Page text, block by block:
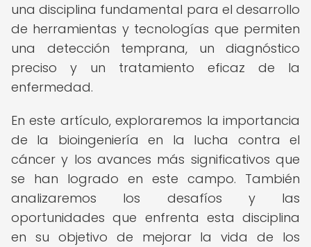
una disciplina fundamental para el desarrollo
de herramientas y tecnologías que permiten
una detección temprana, un diagnóstico
preciso y un tratamiento eficaz de la
enfermedad.
En este artículo, exploraremos la importancia
de la bioingeniería en la lucha contra el
cáncer y los avances más significativos que
se han logrado en este campo. También
analizaremos los desafíos y las
oportunidades que enfrenta esta disciplina
en su objetivo de mejorar la vida de los